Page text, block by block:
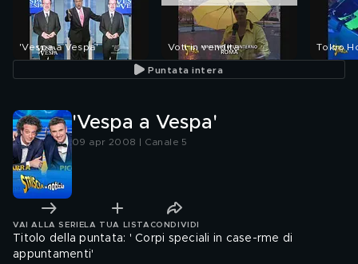
'Vespa a Vespa' Voti in vendita Tokio
Puntata intera
'Vespa a Vespa'
09 apr 2008 | Canale 5
VAI ALLA SERIE LA TUA LISTA CONDIVIDI
Titolo della puntata: ' Corpi speciali in case-rme di
appuntamenti'